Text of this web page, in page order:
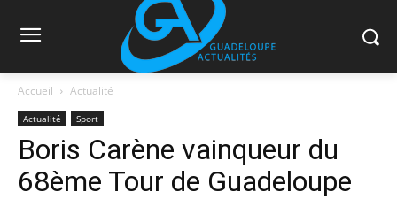
Accueil Actualité
Actualité Sport
Boris Carène vainqueur du
68ème Tour de Guadeloupe